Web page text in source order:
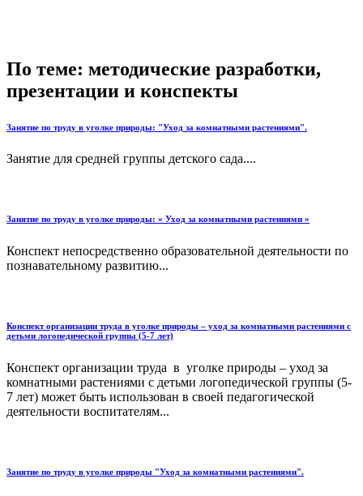
По теме: методические разработки,
презентации и конспекты
Занятие по труду в уголке природы: "Уход за комнатными растениями".
Занятие для средней группы детского сада....
Занятие по труду в уголке природы: « Уход за комнатными растениями »
Конспект непосредственно образовательной деятельности по
познавательному развитию...
Конспект организации труда в уголке природы – уход за комнатными растениями с
детьми логопедической группы (5-7 лет)
Конспект организации труда в уголке природы – уход за
комнатными растениями с детьми логопедической группы (5-
7 лет) может быть использован в своей педагогической
деятельности воспитателям...
Занятие по труду в уголке природы "Уход за комнатными растениями".